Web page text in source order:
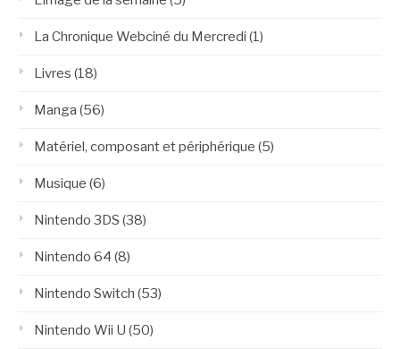
La Chronique Webciné du Mercredi (1)
Livres (18)
Manga (56)
Matériel, composant et périphérique (5)
Musique (6)
Nintendo 3DS (38)
Nintendo 64 (8)
Nintendo Switch (53)
Nintendo Wii U (50)